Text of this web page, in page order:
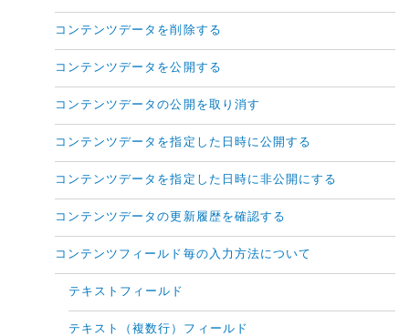
コンテンツデータを削除する
コンテンツデータを公開する
コンテンツデータの公開を取り消す
コンテンツデータを指定した日時に公開する
コンテンツデータを指定した日時に非公開にする
コンテンツデータの更新履歴を確認する
コンテンツフィールド毎の入力方法について
テキストフィールド
テキスト（複数行）フィールド